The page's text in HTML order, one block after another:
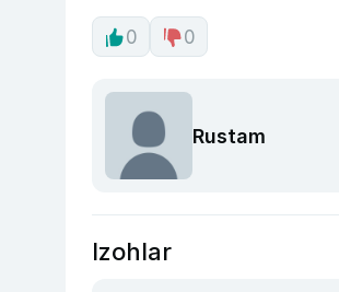
0 0
Rustam
Izohlar